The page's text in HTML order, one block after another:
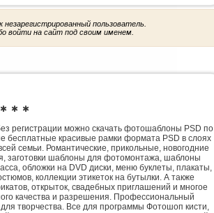
пользователь.
войти на сайт под своим именем.
✱ ✱ ✱
регистрации можно скачать фотошаблоны PSD по
красивые рамки формата PSD в слоях
семьи. Романтические, прикольные, новогодние
заготовки шаблоны для фотомонтажа, шаблоны
обложки на DVD диски, меню буклеты, плакаты,
коллекции этикеток на бутылки. А также
открыток, свадебных приглашений и многое
качества и разрешения. Профессиональный
творчества. Все для программы Фотошоп кисти,